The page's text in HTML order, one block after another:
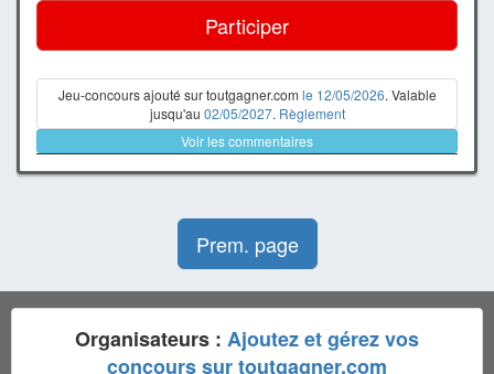
Participer
Jeu-concours ajouté sur toutgagner.com le 12/05/2026. Valable
jusqu'au 02/05/2027. Règlement
Voir les commentaires
Prem. page
Organisateurs : Ajoutez et gérez vos
concours sur toutgagner.com